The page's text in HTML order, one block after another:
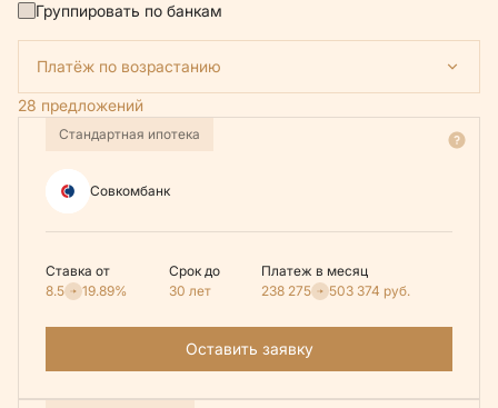
Группировать по банкам
Платёж по возрастанию
28 предложений
Стандартная ипотека
Совкомбанк
Ставка от
8.5
19.89%
Срок до
30 лет
Платеж в месяц
238 275
503 374 руб.
Оставить заявку